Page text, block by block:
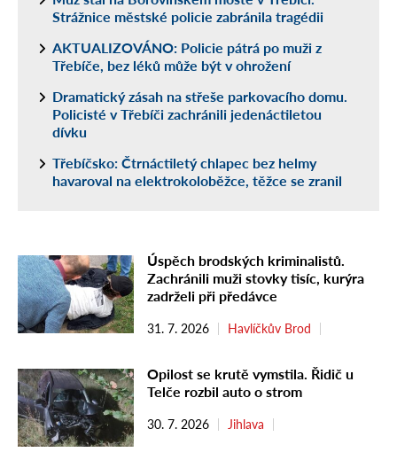
Strážnice městské policie zabránila tragédii
AKTUALIZOVÁNO: Policie pátrá po muži z
Třebíče, bez léků může být v ohrožení
Dramatický zásah na střeše parkovacího domu.
Policisté v Třebíči zachránili jedenáctiletou
dívku
Třebíčsko: Čtrnáctiletý chlapec bez helmy
havaroval na elektrokoloběžce, těžce se zranil
Úspěch brodských kriminalistů.
Zachránili muži stovky tisíc, kurýra
zadrželi při předávce
31. 7. 2026 Havlíčkův Brod
Opilost se krutě vymstila. Řidič u
Telče rozbil auto o strom
30. 7. 2026 Jihlava